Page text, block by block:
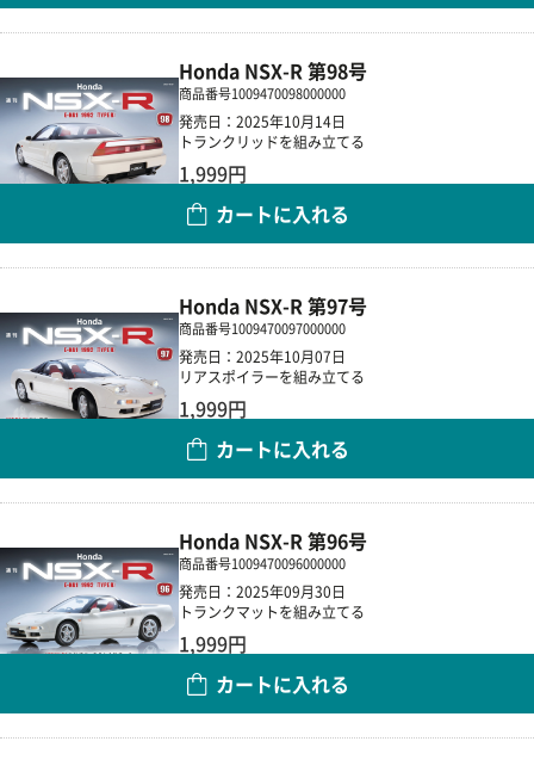
Honda NSX-R 第98号
商品番号1009470098000000
発売日：2025年10月14日
トランクリッドを組み立てる
1,999円
カートに入れる
Honda NSX-R 第97号
商品番号1009470097000000
発売日：2025年10月07日
リアスポイラーを組み立てる
1,999円
カートに入れる
Honda NSX-R 第96号
商品番号1009470096000000
発売日：2025年09月30日
トランクマットを組み立てる
1,999円
カートに入れる